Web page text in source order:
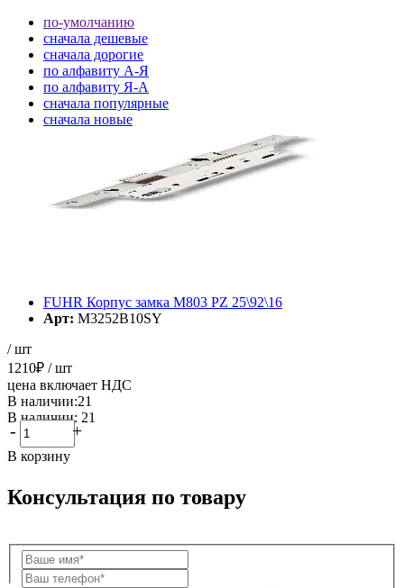
по-умолчанию
cначала дешевые
cначала дорогие
по алфавиту А-Я
по алфавиту Я-А
cначала популярные
cначала новые
Элементов на страницу
FUHR Корпус замка М803 PZ 25\92\16
Арт: M3252B10SY
/ шт
1210₽ / шт
цена включает НДС
В наличии:21
В наличии: 21
- +
В корзину
Консультация по товару